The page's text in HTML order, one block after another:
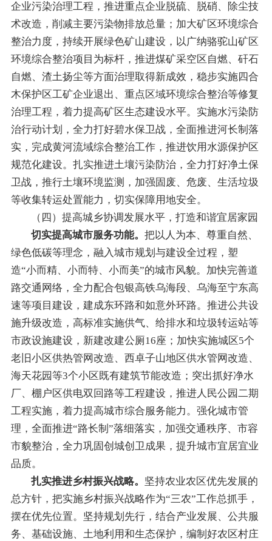
企业污染治理工程，推进重点企业脱硫、脱硝、除尘技
术改造，削减主要污染物排放总量； 加大矿区环境综合
整治力度， 持续开展绿色矿山建设， 以广纳骆驼山矿区
环境综合整治项目为标杆，推进煤矿采空区自燃、矸石
自燃、渣土扬尘等方面治理取得新成效 ， 稳步实施四合
木保护区工矿企业退出、重点区域环境综合整治等修复
治理工程，着力提高矿区生态建设水平。 实施水污染防
治行动计划， 全力打好碧水保卫战， 全面推进河长制落
实，完成黄河流域综合整治工作，推进饮用水源保护区
规范化建设。扎实推进土壤污染防治， 全力打好净土保
卫战，推行土壤环境监测，加强固废、危废、生活垃圾
等收集转运处置能力，切实保障用地安全。
（ 四 ）提高城乡协调发展水平，打造和谐宜居家园
切实提高城市服务功能。把以人为本、尊重自然、
绿色低碳等理念，融入城市规划与建设全过程，塑
造“小而精、小而特、小而美”的城市风貌。加快完善道
路交通网络，全力配合包银高铁乌海段、乌海至宁东高
速等项目建设，建成东环路和如意外环路。推进公共设
施升级改造，高标准实施供气、给排水和垃圾转运站等
市政设施建设 ，新建改建公厕16座 ； 加快实施城区 5个
老旧小区供热管网改造、 西卓子山地区供水管网改造、
海天花园 等3个小区既有建筑节能改造 ； 突出抓好净水
厂、棚户区供电双回路等工程建设， 推进人民公园二期
工程实施，着力提高城市综合服务能力。强化城市管
理， 全面推进“路长制”落细落实， 加强交通秩序、市容
市貌整治，全力巩固创城创卫成果，提升城市宜居宜业
品质。
扎实推进乡村振兴战略。 坚持农业农区优先发展的
总方针，把实施乡村振兴战略作为“三农”工作总抓手，
摆在优先位置。坚持规划先行，结合产业发展、公共服
务、基础设施、土地利用和生态保护，编制 好农区村庄